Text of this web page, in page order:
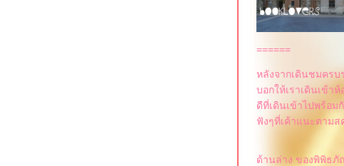
======
หลังจากเดินชมครบ
บอกให้เราเดินเข้า
ดีที่เดินเข้าไปพร้อม
ฟังๆที่เค้าแนะตาม
ด้านล่าง ของพิพิธภั